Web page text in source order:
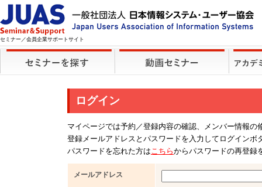
セミナー／会員企業サポートサイト
ログイン
マイページでは予約／登録内容の確認、メンバー情報の
登録メールアドレスとパスワードを入力してログインボ
パスワードを忘れた方はこちらからパスワードの再登録
メールアドレス